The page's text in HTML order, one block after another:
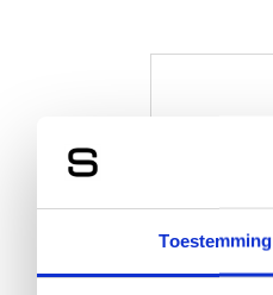
Toestemming